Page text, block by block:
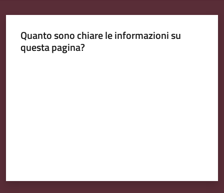
Seguici
Quanto sono chiare le informazioni su
questa pagina?